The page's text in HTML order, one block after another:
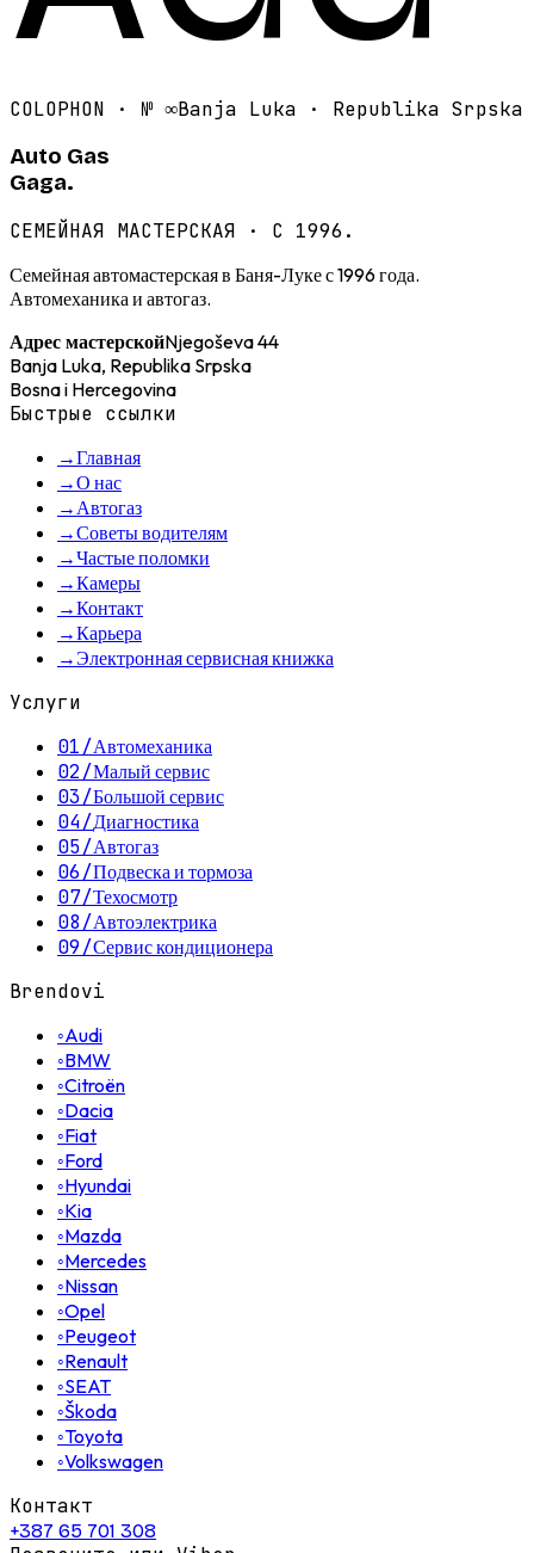
COLOPHON · № ∞Banja Luka · Republika Srpska
Auto Gas
Gaga.
СЕМЕЙНАЯ МАСТЕРСКАЯ · С 1996.
Семейная автомастерская в Баня-Луке с 1996 года.
Автомеханика и автогаз.
Адрес мастерскойNjegoševa 44
Banja Luka, Republika Srpska
Bosna i Hercegovina
Быстрые ссылки
→Главная
→О нас
→Автогаз
→Советы водителям
→Частые поломки
→Камеры
→Контакт
→Карьера
→Электронная сервисная книжка
Услуги
01/Автомеханика
02/Малый сервис
03/Большой сервис
04/Диагностика
05/Автогаз
06/Подвеска и тормоза
07/Техосмотр
08/Автоэлектрика
09/Сервис кондиционера
Brendovi
◦Audi
◦BMW
◦Citroën
◦Dacia
◦Fiat
◦Ford
◦Hyundai
◦Kia
◦Mazda
◦Mercedes
◦Nissan
◦Opel
◦Peugeot
◦Renault
◦SEAT
◦Škoda
◦Toyota
◦Volkswagen
Контакт
+387 65 701 308